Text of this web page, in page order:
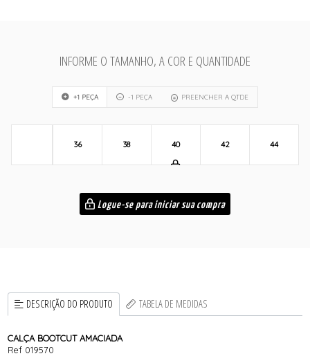
INFORME O TAMANHO, A COR E QUANTIDADE
+1 PEÇA -1 PEÇA PREENCHER A QTDE
36 38 40 42 44
Logue-se para iniciar sua compra
DESCRIÇÃO DO PRODUTO TABELA DE MEDIDAS
CALÇA BOOTCUT AMACIADA
Ref 019570